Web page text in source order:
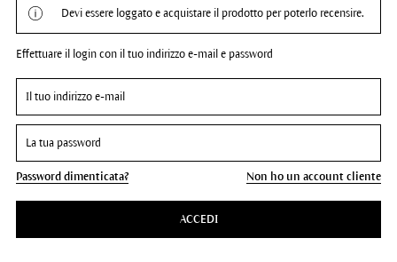
Devi essere loggato e acquistare il prodotto per poterlo recensire.
Effettuare il login con il tuo indirizzo e-mail e password
Password dimenticata? Non ho un account cliente
ACCEDI